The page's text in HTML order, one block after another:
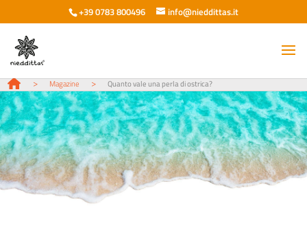
+39 0783 800496 info@nieddittas.it
> Magazine > Quanto vale una perla di ostrica?